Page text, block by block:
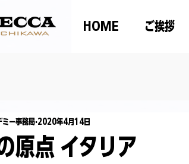
HOME ご挨拶
原点 イタリア
ミー事務局 2020年4月14日